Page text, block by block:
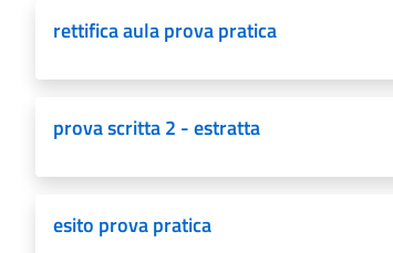
rettifica aula prova pratica
prova scritta 2 - estratta
esito prova pratica